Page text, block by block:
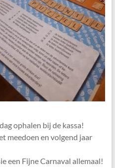
ophalen bij de kassa!
meedoen en volgend jaar
een Fijne Carnaval allemaal!